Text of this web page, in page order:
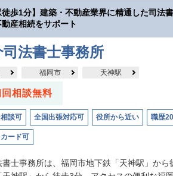
徒歩1分】建築・不動産業界に精通した司法
産相続をサポート
法書士事務所
福岡市 天神駅
回相談無料
談可 全国出張対応可 役所から近い 職歴
ード可
士事務所は、福岡市地下鉄「天神駅」から